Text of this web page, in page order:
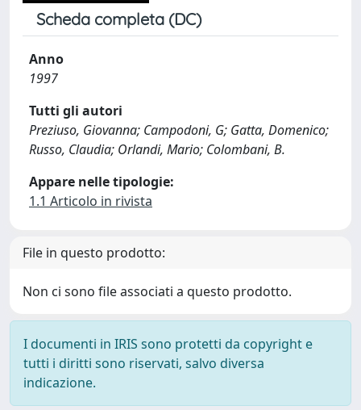
Scheda completa (DC)
Anno
1997
Tutti gli autori
Preziuso, Giovanna; Campodoni, G; Gatta, Domenico;
Russo, Claudia; Orlandi, Mario; Colombani, B.
Appare nelle tipologie:
1.1 Articolo in rivista
File in questo prodotto:
Non ci sono file associati a questo prodotto.
I documenti in IRIS sono protetti da copyright e
tutti i diritti sono riservati, salvo diversa
indicazione.